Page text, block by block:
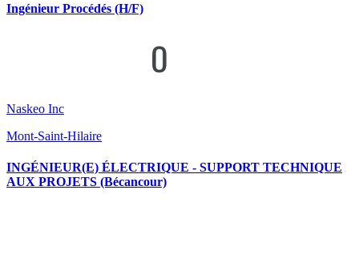
Ingénieur Procédés (H/F)
Naskeo Inc
Mont-Saint-Hilaire
INGÉNIEUR(E) ÉLECTRIQUE - SUPPORT TECHNIQUE
AUX PROJETS (Bécancour)